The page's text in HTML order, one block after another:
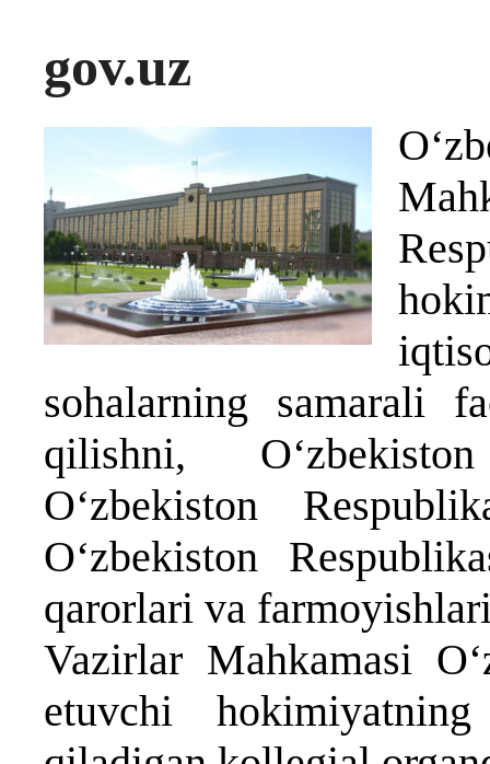
gov.uz
sohalarning samarali
qilishni,
O‘zbekiston
O‘zbekiston
qarorlari va
Vazirlar Mahkamasi
etuvchi